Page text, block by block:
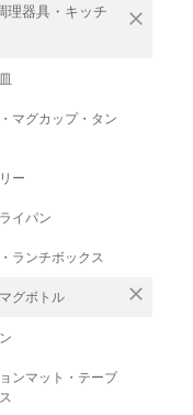
理器具・キッチ
close
マグカップ・タン
ー
イパン
ランチボックス
グボトル close
ンマット・テーブ